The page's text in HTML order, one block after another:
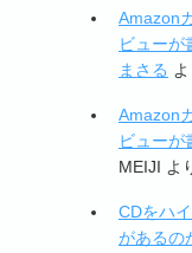
Amazon
ビューが
まさる よ
Amazon
ビューが
MEIJI よ
CDをハ
があるの